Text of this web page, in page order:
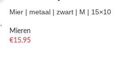
Mier | metaal | zwart | M | 15×10
Mieren
€15.95